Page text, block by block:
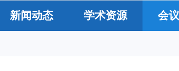
新闻动态 学术资源 会